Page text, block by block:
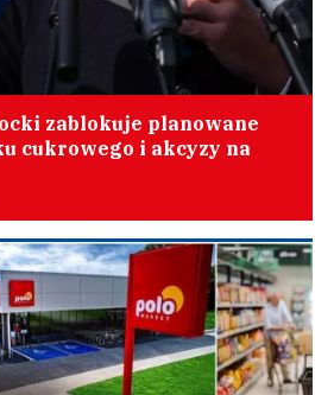
zablokuje planowane
cukrowego i akcyzy na